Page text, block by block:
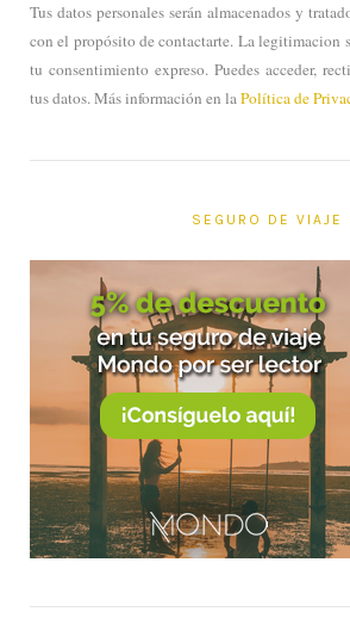
Tus datos personales serán almacenados y
con el propósito de contactarte. La legitimacion
tu consentimiento expreso. Puedes acceder,
tus datos. Más información en laPolítica de
SEGURO DE VIAJE